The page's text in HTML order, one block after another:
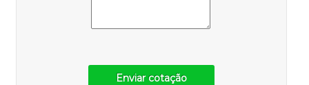
Enviar cotação